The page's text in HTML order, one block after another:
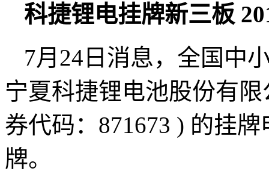
科捷锂电挂牌新三板
7月24日消息，全国中
宁夏科捷锂电池股份有
券代码：871673 ) 的挂
牌。